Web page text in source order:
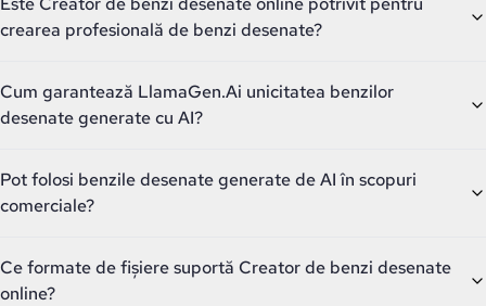
crearea profesională de benzi desenate?
Cum garantează LlamaGen.Ai unicitatea benzilor
desenate generate cu AI?
Pot folosi benzile desenate generate de AI în scopuri
comerciale?
Ce formate de fișiere suportă Creator de benzi desenate
online?